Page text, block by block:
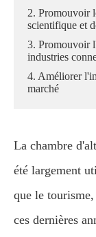
2. Promouvoir
scientifique et
3. Promouvoir
industries
4. Améliorer
marché
La chambre
été largement
que le
ces dernières